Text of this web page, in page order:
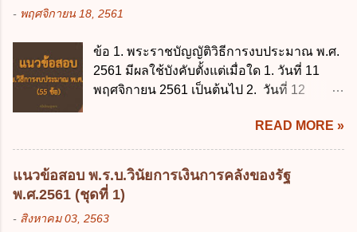
- พฤศจิกายน 18, 2561
ข้อ 1. พระราชบัญญัติวิธีการงบประมาณ พ.ศ.
2561 มีผลใช้บังคับตั้งแต่เมื่อใด 1. วันที่ 11
พฤศจิกายน 2561 เป็นต้นไป 2. วันที่ 12
พฤศจิกายน 2561 เป็นต้นไป 4. วันที่ 14
พฤศจิกายน 2561 เป็นต้นไป ข้อ 2. พระราช
บัญญัติวิธีการงบประมาณ พ.ศ. 2561 ไม่ได้
ยกเลิกกฎหมายฉบับใด 1. พระราชบัญญัติวิธี
การงบประมาณ พ.ศ. 2502 2. พระราชบัญญัติ
วิธีการงบประมาณ (ฉบับที่ 3) พ.ศ. 2511 3.
READ MORE »
แนวข้อสอบ พ.ร.บ.วินัยการเงินการคลังของรัฐ
พ.ศ.2561 (ชุดที่ 1)
- สิงหาคม 03, 2563